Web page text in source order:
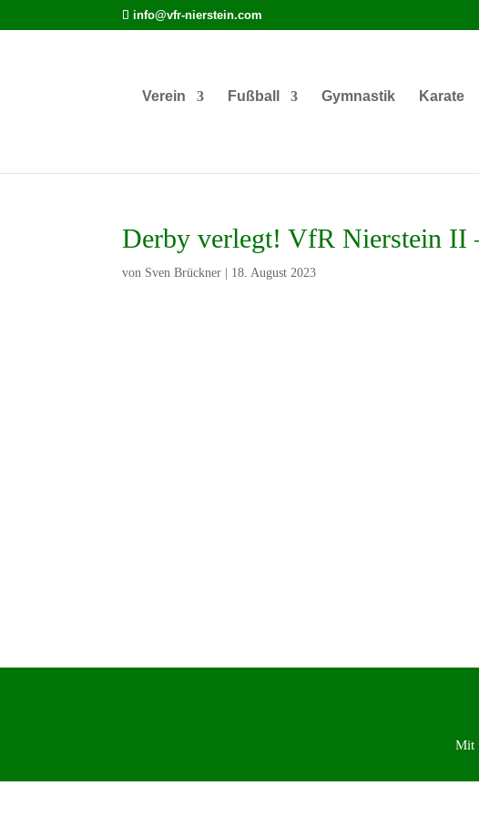
info@vfr-nierstein.com
Verein Fußball Gymnastik Karate
Derby verlegt! VfR Nierstein II
von Sven Brückner 18. August 2023
Mit